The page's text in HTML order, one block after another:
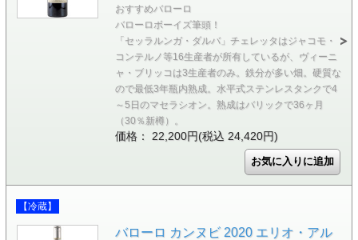
おすすめバローロ
バローロボーイズ筆頭！
「セッラルンガ・ダルバ」チェレッタはジャコモ・
コンテルノ等16生産者が所有しているが、ヴィーニ
ャ・ブリッコは3生産者のみ。鉄分が多い畑。硬質な
ので最低3年瓶内熟成。水平式ステンレスタンクで4
～5日のマセラシオン。熟成はバリックで36ヶ月
（30％新樽）。
価格： 22,200円(税込 24,420円)
【冷蔵】
バローロ カンヌビ 2020 エリオ・アル